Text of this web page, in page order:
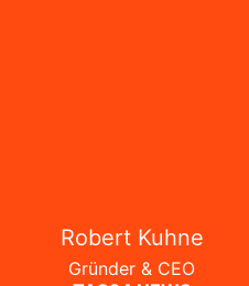
Robert Kuhne
Gründer & CEO